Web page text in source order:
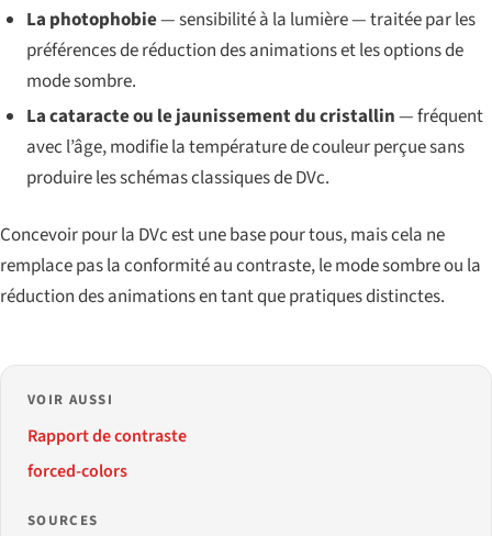
La photophobie— sensibilité à la lumière — traitée par les
préférences de réduction des animations et les options de
mode sombre.
La cataracte ou le jaunissement du cristallin— fréquent
avec l’âge, modifie la température de couleur perçue sans
produire les schémas classiques de DVc.
Concevoir pour la DVc est une base pour tous, mais cela ne
remplace pas la conformité au contraste, le mode sombre ou la
réduction des animations en tant que pratiques distinctes.
VOIR AUSSI
Rapport de contraste
forced-colors
SOURCES